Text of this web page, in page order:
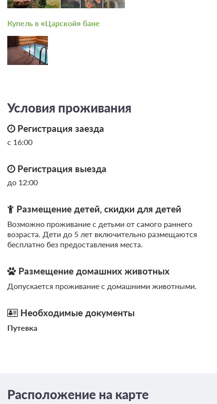
Купель в «Царской» бане
Условия проживания
Регистрация заезда
с 16:00
Регистрация выезда
до 12:00
Размещение детей, скидки для детей
Возможно проживание с детьми от самого раннего
возраста. Дети до 5 лет включительно размещаются
бесплатно без предоставления места.
Размещение домашних животных
Допускается проживание с домашними животными.
Необходимые документы
Путевка
Расположение на карте